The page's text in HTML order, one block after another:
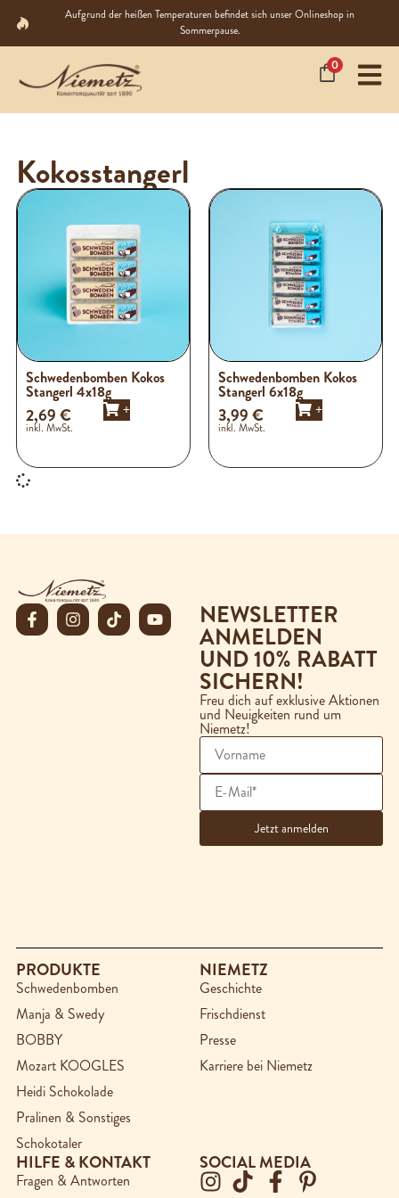
Aufgrund der heißen Temperaturen befindet sich unser Onlineshop in
Sommerpause.
0
Kokosstangerl
Schwedenbomben Kokos
Stangerl 4x18g
+
2,69€
inkl. MwSt.
Schwedenbomben Kokos
Stangerl 6x18g
+
3,99€
inkl. MwSt.
NEWSLETTER
ANMELDEN
UND 10% RABATT
SICHERN!
Freu dich auf exklusive Aktionen
und Neuigkeiten rund um
Niemetz!
PRODUKTE
Schwedenbomben
Manja & Swedy
BOBBY
Mozart KOOGLES
Heidi Schokolade
Pralinen & Sonstiges
Schokotaler
NIEMETZ
Geschichte
Frischdienst
Presse
Karriere bei Niemetz
HILFE & KONTAKT
Fragen & Antworten
SOCIAL MEDIA